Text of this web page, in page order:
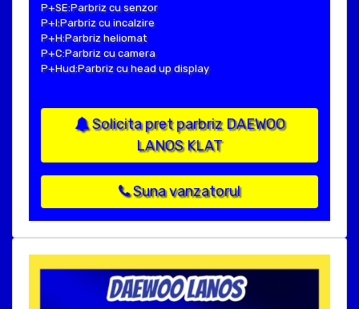
P+SE:Parbriz cu senzor
P+I:Parbriz cu incalzire
P+H:Parbriz heliomat
P+C:Parbriz cu camera
P+Hud:Parbriz cu head up display
Solicita pret parbriz DAEWOO
LANOS KLAT
Suna vanzatorul